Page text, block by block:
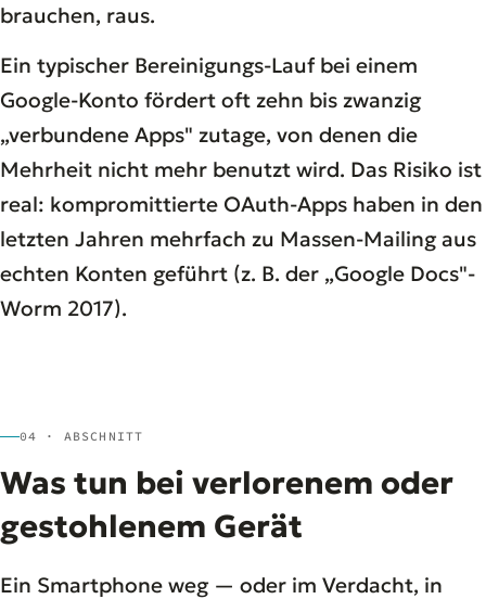
brauchen, raus.
Ein typischer Bereinigungs-Lauf bei einem
Google-Konto fördert oft zehn bis zwanzig
„verbundene Apps" zutage, von denen die
Mehrheit nicht mehr benutzt wird. Das Risiko ist
real: kompromittierte OAuth-Apps haben in den
letzten Jahren mehrfach zu Massen-Mailing aus
echten Konten geführt (z. B. der „Google Docs"-
Worm 2017).
04 · ABSCHNITT
Was tun bei verlorenem oder
gestohlenem Gerät
Ein Smartphone weg — oder im Verdacht, in